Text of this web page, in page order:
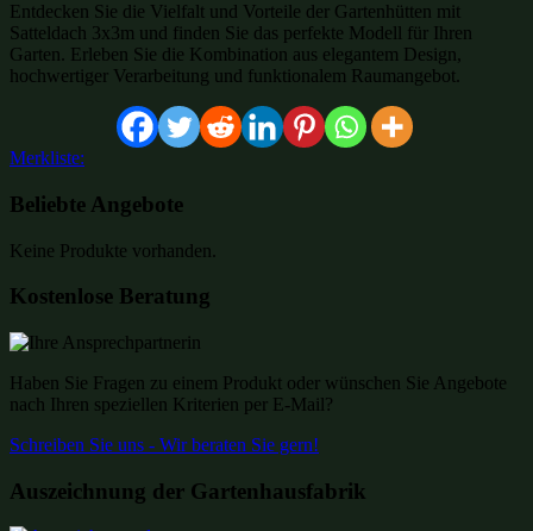
Entdecken Sie die Vielfalt und Vorteile der Gartenhütten mit
Satteldach 3x3m und finden Sie das perfekte Modell für Ihren
Garten. Erleben Sie die Kombination aus elegantem Design,
hochwertiger Verarbeitung und funktionalem Raumangebot.
Merkliste:
Beliebte Angebote
Keine Produkte vorhanden.
Kostenlose Beratung
Haben Sie Fragen zu einem Produkt oder wünschen Sie Angebote
nach Ihren speziellen Kriterien per E-Mail?
Schreiben Sie uns - Wir beraten Sie gern!
Auszeichnung der Gartenhausfabrik